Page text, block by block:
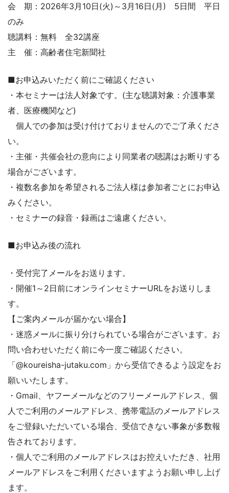
会 期：2026年3月10日(火)～3月16日(月) 5日間 平日
のみ
聴講料：無料 全32講座
主 催：高齢者住宅新聞社
■お申込みいただく前にご確認ください
・本セミナーは法人対象です。(主な聴講対象：介護事業
者、医療機関など)
個人での参加は受け付けておりませんのでご了承くださ
い。
・主催・共催会社の意向により同業者の聴講はお断りする
場合がございます。
・複数名参加を希望されるご法人様は参加者ごとにお申込
みください。
・セミナーの録音・録画はご遠慮ください。
■お申込み後の流れ
・受付完了メールをお送ります。
・開催1～2日前にオンラインセミナーURLをお送りしま
す。
【ご案内メールが届かない場合】
・迷惑メールに振り分けられている場合がございます。お
問い合わせいただく前に今一度ご確認ください。
「@koureisha-jutaku.com」から受信できるよう設定をお
願いいたします。
・Gmail、ヤフーメールなどのフリーメールアドレス、個
人でご利用のメールアドレス、携帯電話のメールアドレス
をご登録いただいている場合、受信できない事象が多数報
告されております。
・個人でご利用のメールアドレスはお控えいただき、社用
メールアドレスをご利用くださいますようお願い申し上げ
ます。